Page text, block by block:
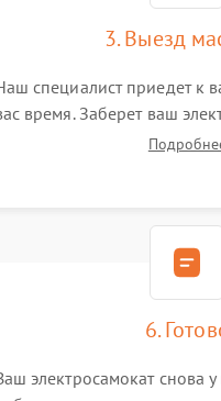
3. Выезд
специалист приедет к
время. Заберет ваш
привезет на склад для
6.
электросамокат снова